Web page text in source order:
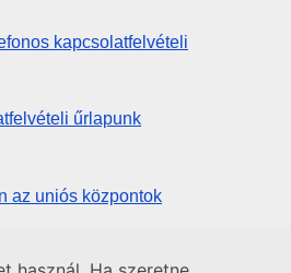
kapcsolatfelvételi
űrlapunk
az uniós központok